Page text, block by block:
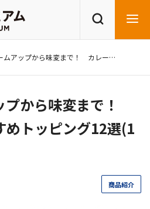
レシピを探す
ボリュームアップから味変まで！ カレーのおすすめトッピング12選
プから味変まで！
めトッピング12選(1
商品紹介